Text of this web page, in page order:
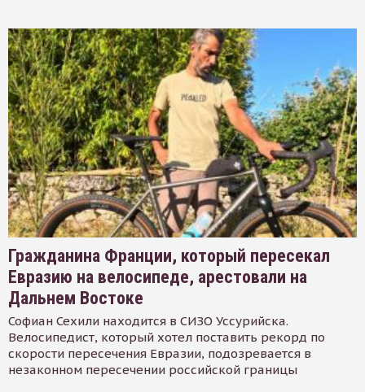
Гражданина Франции, который пересекал
Евразию на велосипеде, арестовали на
Дальнем Востоке
Софиан Сехили находится в СИЗО Уссурийска.
Велосипедист, который хотел поставить рекорд по
скорости пересечения Евразии, подозревается в
незаконном пересечении российской границы